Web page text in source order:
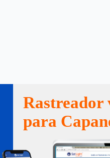
Rastreador
para